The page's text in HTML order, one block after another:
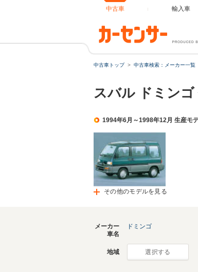
中古車 輸入車
中古車トップ 中古車検索：メーカー一覧
スバル ドミン
1994年6月～1998年12月 生産モ
その他のモデルを見る
メーカー
車名
ドミンゴ
地域 選択する